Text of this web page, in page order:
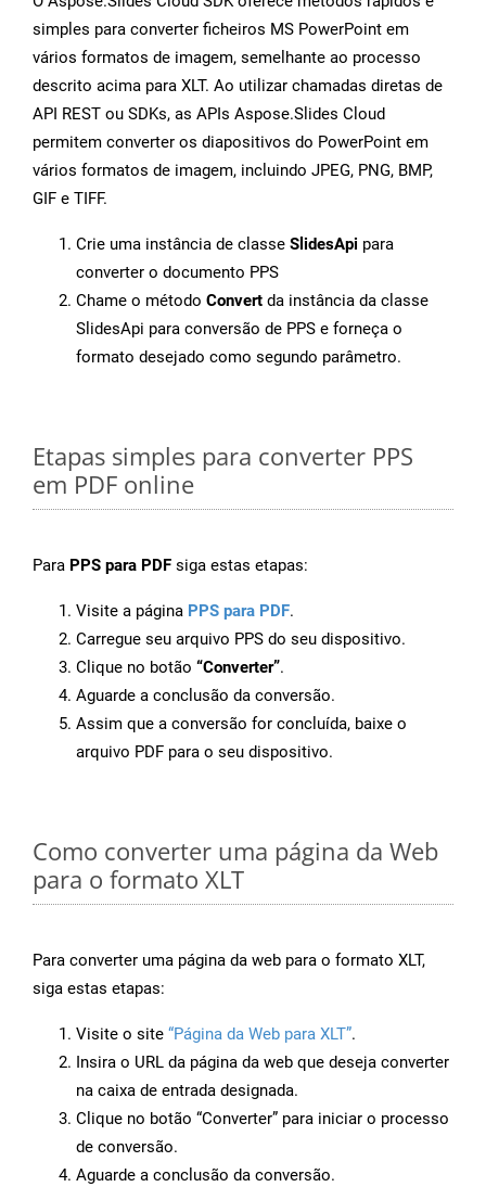
simples para converter ficheiros MS PowerPoint em
vários formatos de imagem, semelhante ao processo
descrito acima para XLT. Ao utilizar chamadas diretas de
API REST ou SDKs, as APIs Aspose.Slides Cloud
permitem converter os diapositivos do PowerPoint em
vários formatos de imagem, incluindo JPEG, PNG, BMP,
GIF e TIFF.
Crie uma instância de classe SlidesApi para
converter o documento PPS
Chame o método Convert da instância da classe
SlidesApi para conversão de PPS e forneça o
formato desejado como segundo parâmetro.
Etapas simples para converter PPS
em PDF online
Para PPS para PDF siga estas etapas:
Visite a página PPS para PDF.
Carregue seu arquivo PPS do seu dispositivo.
Clique no botão “Converter”.
Aguarde a conclusão da conversão.
Assim que a conversão for concluída, baixe o
arquivo PDF para o seu dispositivo.
Como converter uma página da Web
para o formato XLT
Para converter uma página da web para o formato XLT,
siga estas etapas:
Visite o site “Página da Web para XLT”.
Insira o URL da página da web que deseja converter
na caixa de entrada designada.
Clique no botão “Converter” para iniciar o processo
de conversão.
Aguarde a conclusão da conversão.